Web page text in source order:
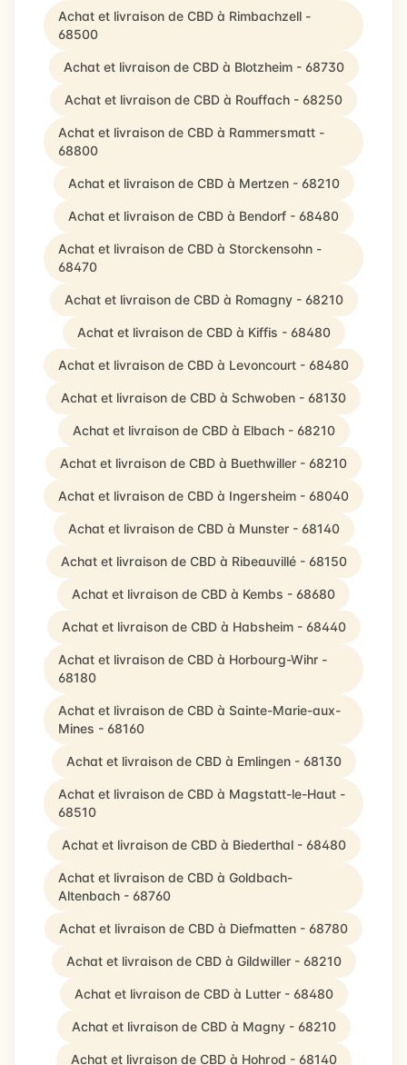
Achat et livraison de CBD à Rimbachzell -
68500
Achat et livraison de CBD à Blotzheim - 68730
Achat et livraison de CBD à Rouffach - 68250
Achat et livraison de CBD à Rammersmatt -
68800
Achat et livraison de CBD à Mertzen - 68210
Achat et livraison de CBD à Bendorf - 68480
Achat et livraison de CBD à Storckensohn -
68470
Achat et livraison de CBD à Romagny - 68210
Achat et livraison de CBD à Kiffis - 68480
Achat et livraison de CBD à Levoncourt - 68480
Achat et livraison de CBD à Schwoben - 68130
Achat et livraison de CBD à Elbach - 68210
Achat et livraison de CBD à Buethwiller - 68210
Achat et livraison de CBD à Ingersheim - 68040
Achat et livraison de CBD à Munster - 68140
Achat et livraison de CBD à Ribeauvillé - 68150
Achat et livraison de CBD à Kembs - 68680
Achat et livraison de CBD à Habsheim - 68440
Achat et livraison de CBD à Horbourg-Wihr -
68180
Achat et livraison de CBD à Sainte-Marie-aux-
Mines - 68160
Achat et livraison de CBD à Emlingen - 68130
Achat et livraison de CBD à Magstatt-le-Haut -
68510
Achat et livraison de CBD à Biederthal - 68480
Achat et livraison de CBD à Goldbach-
Altenbach - 68760
Achat et livraison de CBD à Diefmatten - 68780
Achat et livraison de CBD à Gildwiller - 68210
Achat et livraison de CBD à Lutter - 68480
Achat et livraison de CBD à Magny - 68210
Achat et livraison de CBD à Hohrod - 68140